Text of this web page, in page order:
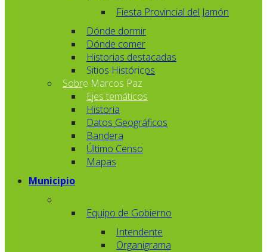
Fiesta Provincial del Jamón
Dónde dormir
Dónde comer
Historias destacadas
Sitios Históricos
Sobre Marcos Paz
Ejes temáticos
Historia
Datos Geográficos
Bandera
Último Censo
Mapas
Municipio
Equipo de Gobierno
Intendente
Organigrama